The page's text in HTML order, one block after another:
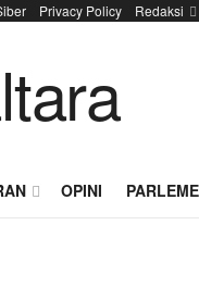
Privacy Policy Redaksi
OPINI